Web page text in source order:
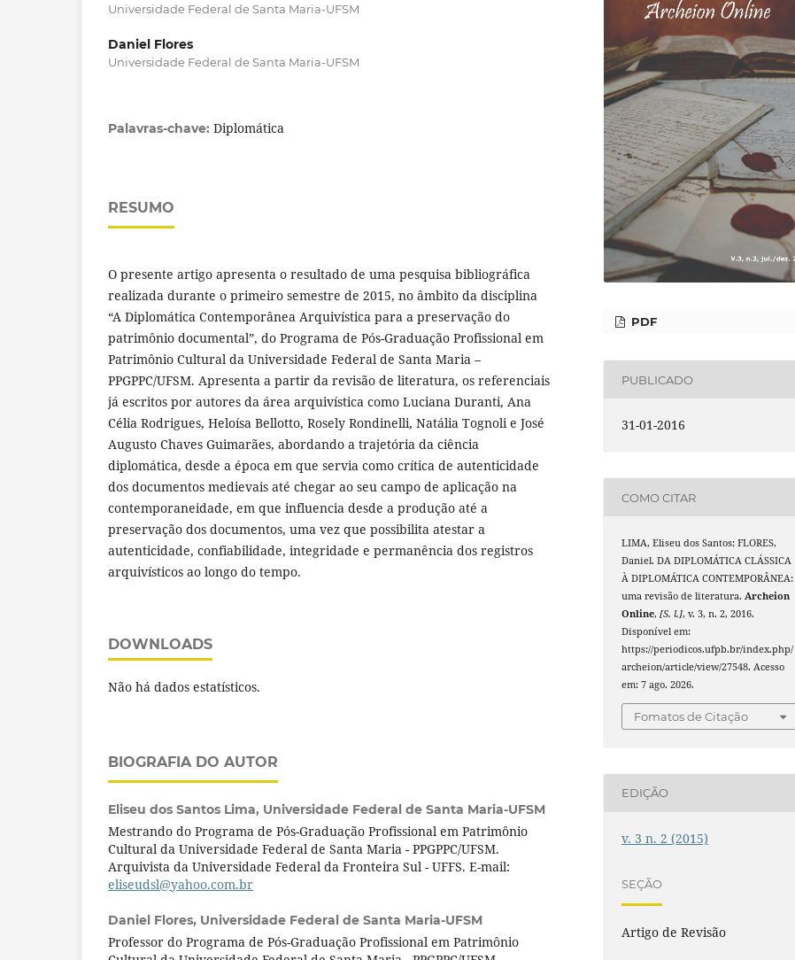
Universidade Federal de Santa Maria-UFSM
Daniel Flores
Universidade Federal de Santa Maria-UFSM
Palavras-chave: Diplomática
RESUMO
O presente artigo apresenta o resultado de uma pesquisa bibliográfica
realizada durante o primeiro semestre de 2015, no âmbito da disciplina
“A Diplomática Contemporânea Arquivística para a preservação do
patrimônio documental”, do Programa de Pós-Graduação Profissional em
Patrimônio Cultural da Universidade Federal de Santa Maria –
PPGPPC/UFSM. Apresenta a partir da revisão de literatura, os referenciais
já escritos por autores da área arquivística como Luciana Duranti, Ana
Célia Rodrigues, Heloísa Bellotto, Rosely Rondinelli, Natália Tognoli e José
Augusto Chaves Guimarães, abordando a trajetória da ciência
diplomática, desde a época em que servia como crítica de autenticidade
dos documentos medievais até chegar ao seu campo de aplicação na
contemporaneidade, em que influencia desde a produção até a
preservação dos documentos, uma vez que possibilita atestar a
autenticidade, confiabilidade, integridade e permanência dos registros
arquivísticos ao longo do tempo.
DOWNLOADS
Não há dados estatísticos.
BIOGRAFIA DO AUTOR
Eliseu dos Santos Lima, Universidade Federal de Santa Maria-UFSM
Mestrando do Programa de Pós-Graduação Profissional em Patrimônio
Cultural da Universidade Federal de Santa Maria - PPGPPC/UFSM.
Arquivista da Universidade Federal da Fronteira Sul - UFFS. E-mail:
eliseudsl@yahoo.com.br
Daniel Flores, Universidade Federal de Santa Maria-UFSM
Professor do Programa de Pós-Graduação Profissional em Patrimônio
PDF
PUBLICADO
31-01-2016
COMO CITAR
LIMA, Eliseu dos Santos; FLORES,
Daniel. DA DIPLOMÁTICA CLÁSSICA
À DIPLOMÁTICA CONTEMPORÂNEA:
uma revisão de literatura.Archeion
Online,[S. l.], v. 3, n. 2, 2016.
Disponível em:
https://periodicos.ufpb.br/index.php/
archeion/article/view/27548. Acesso
em: 7 ago. 2026.
Fomatos de Citação
EDIÇÃO
v. 3 n. 2 (2015)
SEÇÃO
Artigo de Revisão